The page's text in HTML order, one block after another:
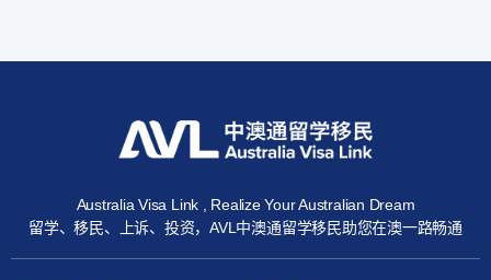
Australia Visa Link , Realize Your Australian Dream
留学、移民、上诉、投资，AVL中澳通留学移民助您在澳一路畅通